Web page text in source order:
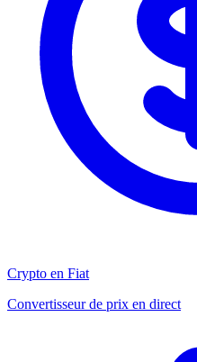
Crypto en Fiat
Convertisseur de prix en direct